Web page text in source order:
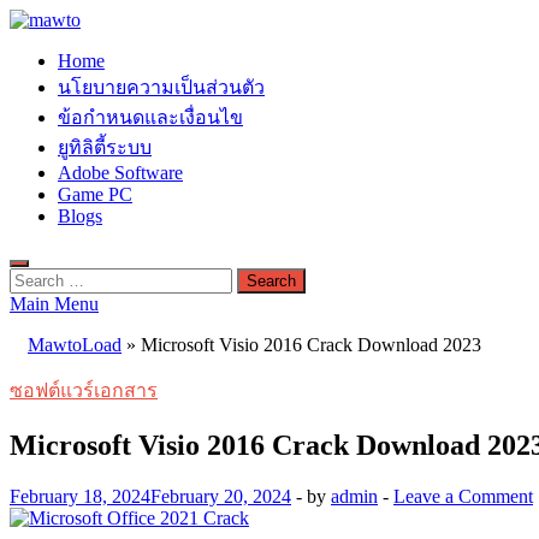
Skip
content
MAWTO
ดาวน์โหลดโปรแกรมฟรี ตัวเต็มถาวร ใหม่ 2023 ไม่ครอบลิงค์
Home
นโยบายความเป็นส่วนตัว
ข้อกำหนดและเงื่อนไข
ยูทิลิตี้ระบบ
Adobe Software
Game PC
Blogs
Search
for:
Main Menu
MawtoLoad » Microsoft Visio 2016 Crack Download 2023
ซอฟต์แวร์เอกสาร
Microsoft Visio 2016 Crack Download
February 18, 2024February 20, 2024 - by admin - Leave a Comment